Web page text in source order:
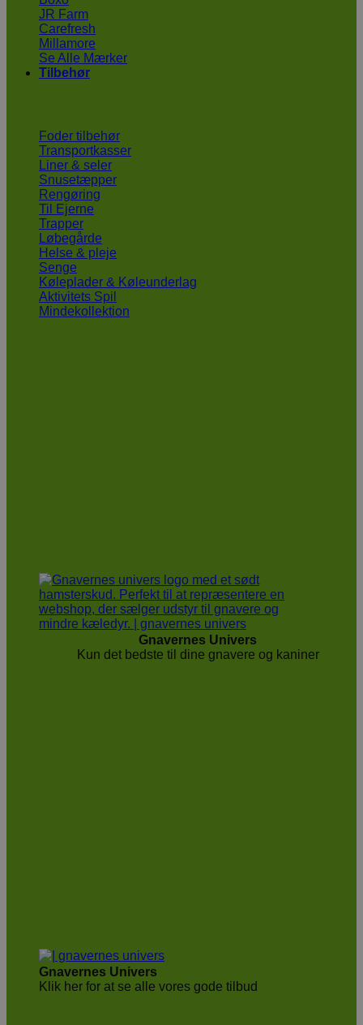
JR Farm
Carefresh
Millamore
Se Alle Mærker
Tilbehør
Foder tilbehør
Transportkasser
Liner & seler
Snusetæpper
Rengøring
Til Ejerne
Trapper
Løbegårde
Helse & pleje
Senge
Køleplader & Køleunderlag
Aktivitets Spil
Mindekollektion
Gnavernes Univers
Kun det bedste til dine gnavere og kaniner
Gnavernes Univers
Klik her for at se alle vores gode tilbud